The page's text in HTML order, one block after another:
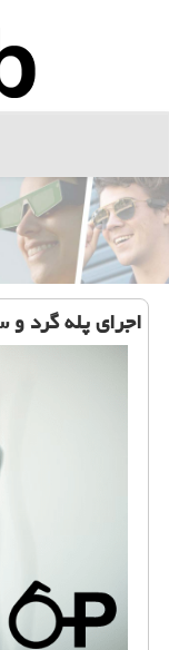
اجرای پله گرد